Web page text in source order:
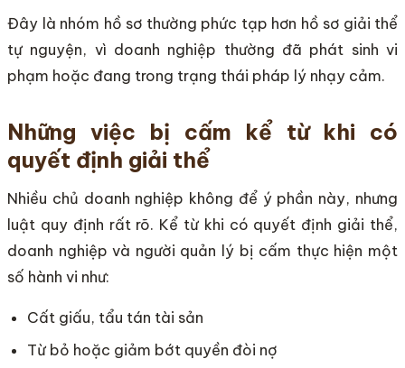
Đây là nhóm hồ sơ thường phức tạp hơn hồ sơ giải thể
tự nguyện, vì doanh nghiệp thường đã phát sinh vi
phạm hoặc đang trong trạng thái pháp lý nhạy cảm.
Những việc bị cấm kể từ khi có
quyết định giải thể
Nhiều chủ doanh nghiệp không để ý phần này, nhưng
luật quy định rất rõ. Kể từ khi có quyết định giải thể,
doanh nghiệp và người quản lý bị cấm thực hiện một
số hành vi như:
Cất giấu, tẩu tán tài sản
Từ bỏ hoặc giảm bớt quyền đòi nợ